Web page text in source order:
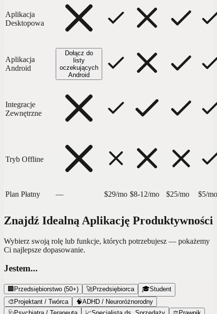
Aplikacja
Desktopowa
Aplikacja
Android
Dołącz do
listy
oczekujących
Android
Integracje
Zewnętrzne
Tryb Offline
Plan Płatny — $29/mo $8-12/mo $25/mo $5/mo
Znajdź Idealną Aplikację Produktywności
Wybierz swoją rolę lub funkcje, których potrzebujesz — pokażemy
Ci najlepsze dopasowanie.
Jestem...
🏢 Przedsiębiorstwo (50+) 🚀Przedsiębiorca 🎓Student
🎨 Projektant / Twórca 🧠ADHD / Neuroróżnorodny